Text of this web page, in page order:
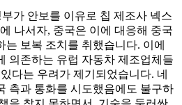
가 안보를 이유로 칩 제조사 넥스
나서자, 중국은 이에 대응해 중국
보복 조치를 취했습니다. 이에
의존하는 유럽 자동차 제조업체들
다는 우려가 제기되었습니다. 네
측과 통화를 시도했음에도 불구하